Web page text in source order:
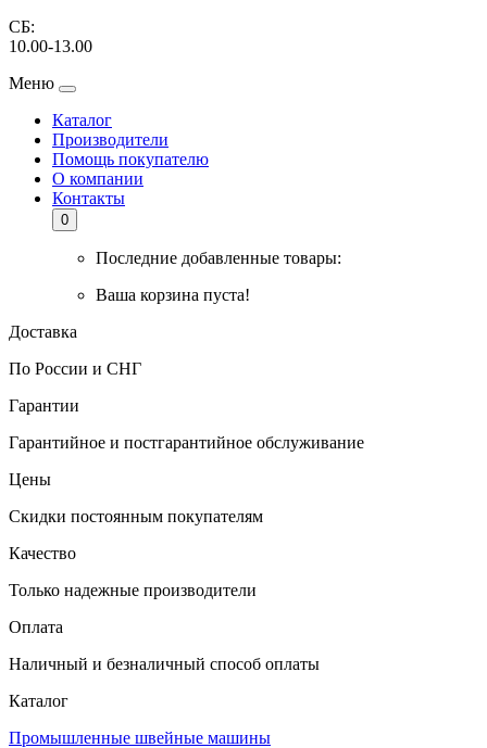
СБ:
10.00-13.00
Меню
Каталог
Производители
Помощь покупателю
О компании
Контакты
0
Последние добавленные товары:
Ваша корзина пуста!
Доставка
По России и СНГ
Гарантии
Гарантийное и постгарантийное обслуживание
Цены
Скидки постоянным покупателям
Качество
Только надежные производители
Оплата
Наличный и безналичный способ оплаты
Каталог
Промышленные швейные машины